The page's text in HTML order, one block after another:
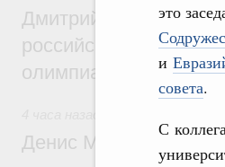
это
и
совета.
С
Дмитрий
российскую
олимпиаде по
Денис Мантуров